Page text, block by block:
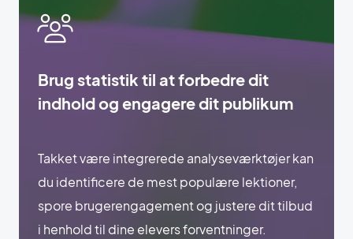
Brug statistik til at forbedre dit
indhold og engagere dit publikum
Takket være integrerede analyseværktøjer kan
du identificere de mest populære lektioner,
spore brugerengagement og justere dit tilbud
i henhold til dine elevers forventninger.